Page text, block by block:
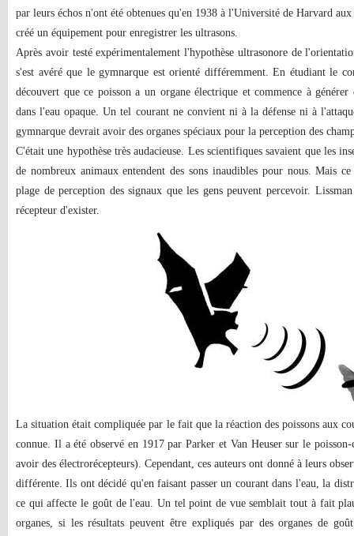
par leurs échos n'ont été obtenues qu'en 1938 à l'Université de Harvard
créé un équipement pour enregistrer les ultrasons.
Après avoir testé expérimentalement l'hypothèse ultrasonore de
s'est avéré que le gymnarque est orienté différemment. En étudiant le
découvert que ce poisson a un organe électrique et commence à générer
dans l'eau opaque. Un tel courant ne convient ni à la défense ni à
gymnarque devrait avoir des organes spéciaux pour la perception des
C'était une hypothèse très audacieuse. Les scientifiques savaient que les
de nombreux animaux entendent des sons inaudibles pour nous. Mais
plage de perception des signaux que les gens peuvent percevoir.
récepteur d'exister.
La situation était compliquée par le fait que la réaction des poissons aux
connue. Il a été observé en 1917 par Parker et Van Heuser sur le poisson-
avoir des électrorécepteurs). Cependant, ces auteurs ont donné à leurs
différente. Ils ont décidé qu'en faisant passer un courant dans l'eau, la
ce qui affecte le goût de l'eau. Un tel point de vue semblait tout à fait
organes, si les résultats peuvent être expliqués par des organes de